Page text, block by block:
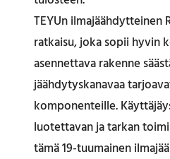
TEYUn ilmajäähdytteinen
ratkaisu, joka sopii hyvin
asennettava rakenne
jäähdytyskanavaa
komponenteille.
luotettavan ja tarkan
tämä 19-tuumainen